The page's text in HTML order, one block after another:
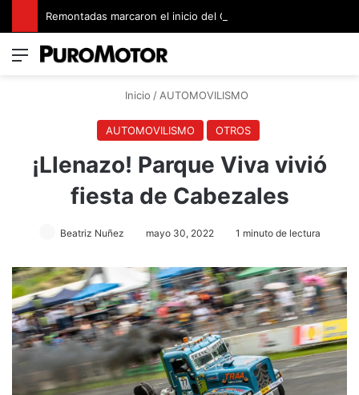
Menú
Inicio / AUTOMOVILISMO
AUTOMOVILISMO OTROS
¡Llenazo! Parque Viva vivió
fiesta de Cabezales
Beatriz Nuñez mayo 30, 2022 1 minuto de lectura